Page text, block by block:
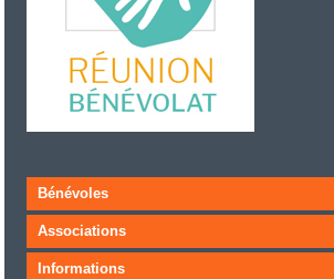
Bénévoles
Associations
Informations